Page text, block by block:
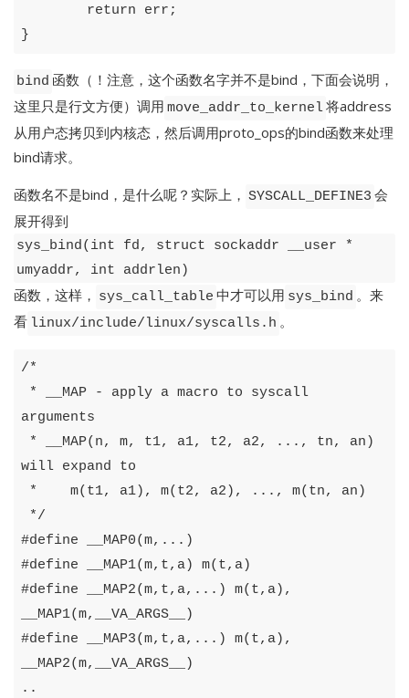
return
err ;
}
bind 函数（！注意，这个函数名字并不是bind，下面会说明，
这里只是行文方便）调用 move_addr_to_kernel将address
从用户态拷贝到内核态，然后调用proto_ops的bind函数来处理
bind请求。
函数名不是bind，是什么呢？实际上， SYSCALL_DEFINE3 会
展开得到
sys_bind(int fd, struct sockaddr __user *
umyaddr, int addrlen)
函数，这样， sys_call_table 中才可以用 sys_bind 。来
看 linux/include/linux/syscalls.h 。
/*
arguments
will expand to
*/
#define __MAP0(m,...)
#define __MAP1(m, t, a) m( t, a)
#define __MAP2(m, t, a,...) m( t, a),
__MAP1(m, __VA_ARGS__)
#define __MAP3(m, t, a,...) m( t, a),
__MAP2(m, __VA_ARGS__)
..